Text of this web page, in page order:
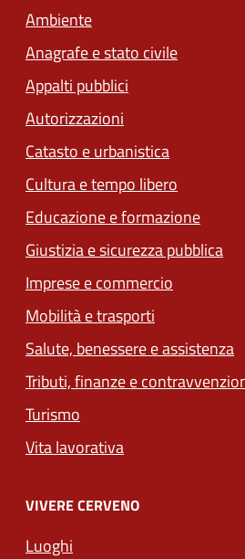
Ambiente
Anagrafe e stato civile
Appalti pubblici
Autorizzazioni
Catasto e urbanistica
Cultura e tempo libero
Educazione e formazione
Giustizia e sicurezza pubblica
Imprese e commercio
Mobilità e trasporti
Salute, benessere e assistenza
Tributi, finanze e
Turismo
Vita lavorativa
VIVERE CERVENO
Luoghi